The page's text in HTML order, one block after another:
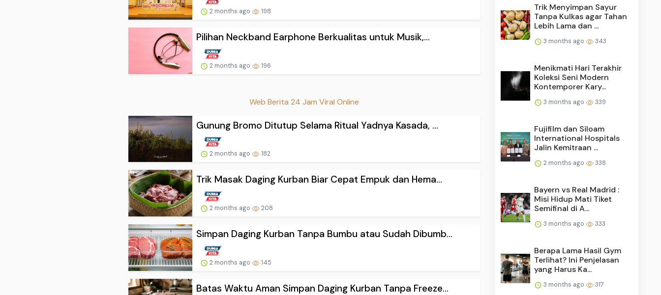
2 months ago 198
Pilihan Neckband Earphone Berkualitas untuk Musik,...
2 months ago 196
Web Berita 24 Jam Viral Online
Gunung Bromo Ditutup Selama Ritual Yadnya Kasada, ...
2 months ago 182
Trik Masak Daging Kurban Biar Cepat Empuk dan Hema...
2 months ago 208
Simpan Daging Kurban Tanpa Bumbu atau Sudah Dibumb...
2 months ago 145
Batas Waktu Aman Simpan Daging Kurban Tanpa Freeze...
Trik Menyimpan Sayur
Tanpa Kulkas agar Tahan
Lebih Lama dan ...
3 months ago 343
Menikmati Hari Terakhir
Koleksi Seni Modern
Kontemporer Kary...
3 months ago 339
Fujifilm dan Siloam
International Hospitals
Jalin Kemitraan ...
2 months ago 338
Bayern vs Real Madrid :
Misi Hidup Mati Tiket
Semifinal di A...
3 months ago 333
Berapa Lama Hasil Gym
Terlihat? Ini Penjelasan
yang Harus Ka...
3 months ago 317